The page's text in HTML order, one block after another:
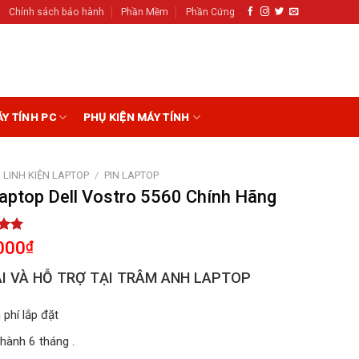
Chính sách bảo hành Phần Mềm Phần Cứng
TÍNH PC PHỤ KIỆN MÁY TÍNH
LINH KIỆN LAPTOP / PIN LAPTOP
Dell Vostro 5560 Chính Hãng
₫
VÀ HỖ TRỢ TẠI TRÂM ANH LAPTOP
phí lắp đặt
6 tháng .